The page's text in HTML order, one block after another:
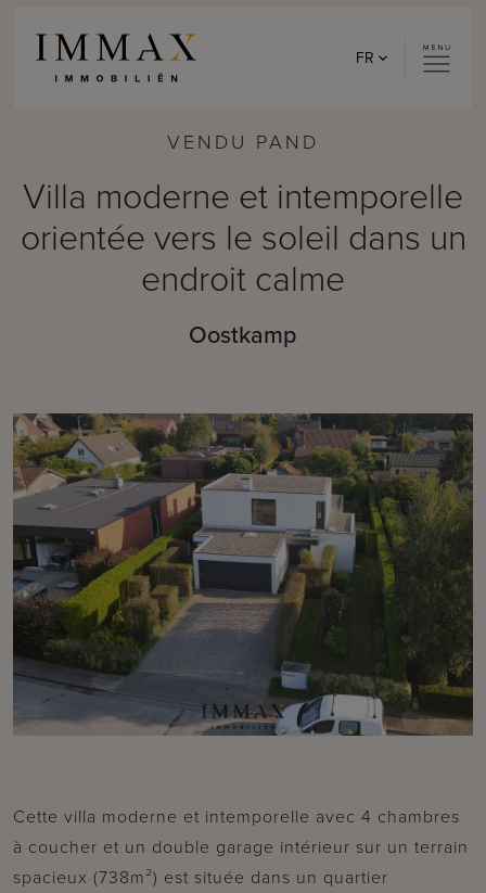
FR
VENDU PAND
Villa moderne et intemporelle
orientée vers le soleil dans un
endroit calme
Oostkamp
Cette villa moderne et intemporelle avec 4 chambres
à coucher et un double garage intérieur sur un terrain
spacieux (738m²) est située dans un quartier